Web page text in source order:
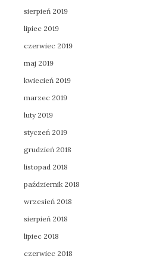
sierpień 2019
lipiec 2019
czerwiec 2019
maj 2019
kwiecień 2019
marzec 2019
luty 2019
styczeń 2019
grudzień 2018
listopad 2018
październik 2018
wrzesień 2018
sierpień 2018
lipiec 2018
czerwiec 2018